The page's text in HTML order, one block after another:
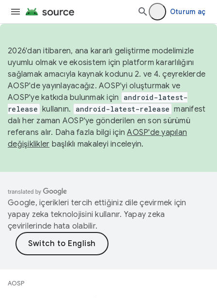
Oturum aç
2026'dan itibaren, ana kararlı geliştirme modelimizle
uyumlu olmak ve ekosistem için platform kararlılığını
sağlamak amacıyla kaynak kodunu 2. ve 4. çeyreklerde
AOSP'de yayınlayacağız. AOSP'yi oluşturmak ve
AOSP'ye katkıda bulunmak için
android-latest-
release kullanın. android-latest-release manifest
dalı her zaman AOSP'ye gönderilen en son sürümü
referans alır. Daha fazla bilgi içinAOSP'de yapılan
değişiklikler başlıklı makaleyi inceleyin.
Google, içerikleri tercih ettiğiniz dile çevirmek için
yapay zeka teknolojisini kullanır. Yapay zeka
çevirilerinde hata olabilir.
AOSP